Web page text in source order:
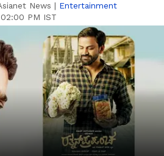
News | Entertainment
PM IST